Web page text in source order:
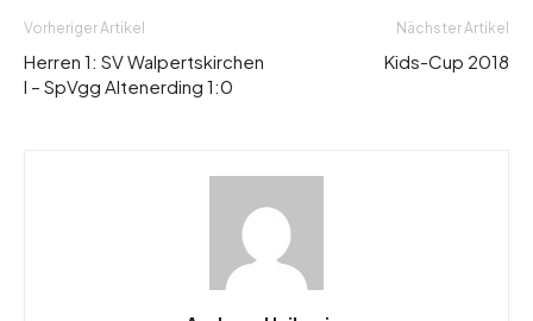
Vorheriger Artikel
Herren 1: SV Walpertskirchen
I – SpVgg Altenerding 1:0
Nächster Artikel
Kids-Cup 2018